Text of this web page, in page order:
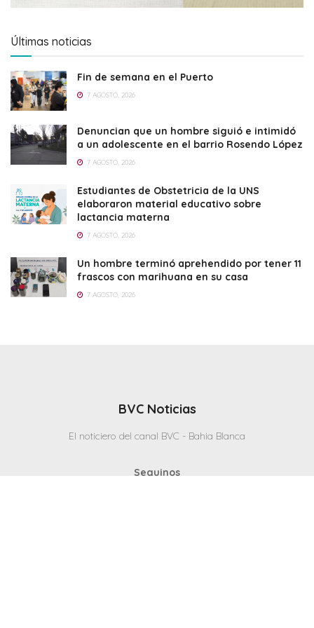
Últimas noticias
Fin de semana en el Puerto
7 AGOSTO, 2026
Denuncian que un hombre siguió e intimidó
a un adolescente en el barrio Rosendo López
7 AGOSTO, 2026
Estudiantes de Obstetricia de la UNS
elaboraron material educativo sobre
lactancia materna
7 AGOSTO, 2026
Un hombre terminó aprehendido por tener 11
frascos con marihuana en su casa
7 AGOSTO, 2026
BVC Noticias
El noticiero del canal BVC - Bahia Blanca
Seguinos